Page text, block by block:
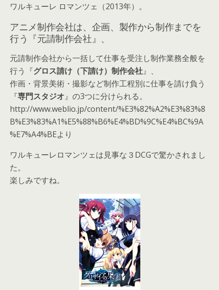
ワルキューレ ロマンツェ（2013年）。
アニメ制作会社は、企画、製作から制作までを
行う『元請制作会社』、
元請制作会社から一括して仕事を受注し制作業務全般を
行う『グロス請け（下請け）制作会社』、
作画・背景美術・撮影など制作工程別に仕事を請け負う
『専門スタジオ』の3つに分けられる。
http://www.weblio.jp/content/%E3%82%A2%E3%83%8
B%E3%83%A1%E5%88%B6%E4%BD%9C%E4%BC%9A
%E7%A4%BEより
ワルキューレロマンツェは見事な３DCGで驚かされまし
た。
楽しみですね。